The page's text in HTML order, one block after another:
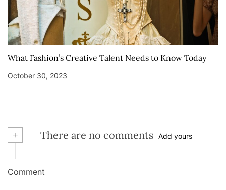
What Fashion’s Creative Talent Needs to Know Today
October 30, 2023
+ There are no comments Add yours
Comment